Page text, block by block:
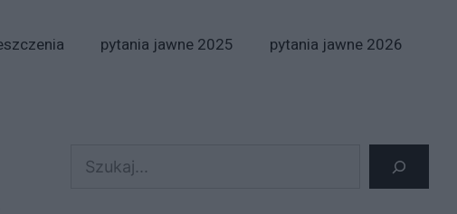
pytania jawne 2025 pytania jawne 2026
Szukaj